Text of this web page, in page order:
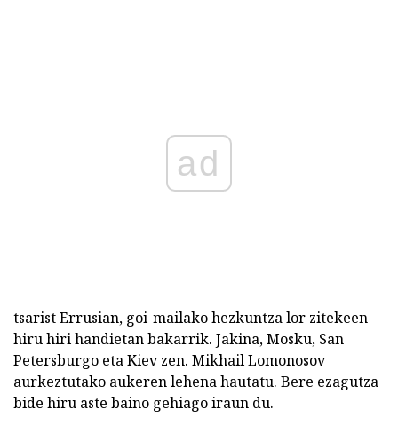
ad
tsarist Errusian, goi-mailako hezkuntza lor zitekeen
hiru hiri handietan bakarrik. Jakina, Mosku, San
Petersburgo eta Kiev zen. Mikhail Lomonosov
aurkeztutako aukeren lehena hautatu. Bere ezagutza
bide hiru aste baino gehiago iraun du.